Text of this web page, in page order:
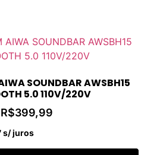
SOUNDBAR AWSBH15
5.0 110V/220V
R$399,99
s/ juros